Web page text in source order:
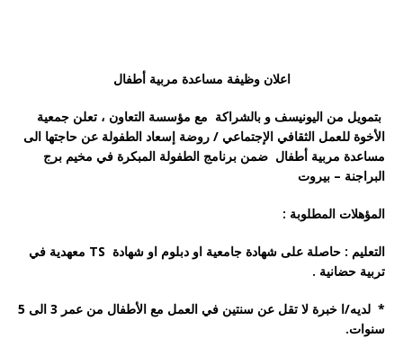
اعلان وظيفة مساعدة مربية أطفال
بتمويل من اليونيسف و بالشراكة مع مؤسسة التعاون ، تعلن جمعية
الأخوة للعمل الثقافي الإجتماعي / روضة إسعاد الطفولة عن حاجتها الى
مساعدة مربية أطفال ضمن برنامج الطفولة المبكرة في مخيم برج
البراجنة – بيروت
المؤهلات المطلوبة :
التعليم : حاصلة على شهادة جامعية او دبلوم او شهادة TS معهدية في
تربية حضانية .
* لديه/
ا خبرة لا تقل عن سنتين في العمل مع الأطفال من عمر 3 الى 5
سنوات.